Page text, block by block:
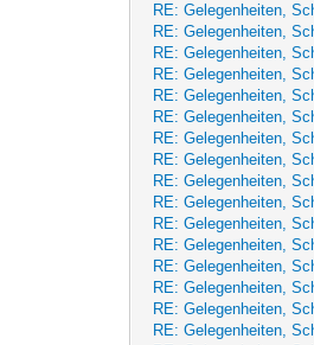
RE: Gelegenheiten,
RE: Gelegenheiten,
RE: Gelegenheiten,
RE: Gelegenheiten,
RE: Gelegenheiten,
RE: Gelegenheiten,
RE: Gelegenheiten,
RE: Gelegenheiten,
RE: Gelegenheiten,
RE: Gelegenheiten,
RE: Gelegenheiten,
RE: Gelegenheiten,
RE: Gelegenheiten,
RE: Gelegenheiten,
RE: Gelegenheiten,
RE: Gelegenheiten,